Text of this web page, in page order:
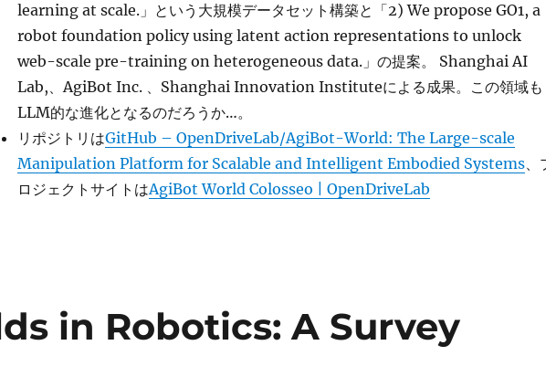
learning at scale.」という大規模データセット構築と「2) We propose GO1, a
robot foundation policy using latent action representations to unlock
web-scale pre-training on heterogeneous data.」の提案。 Shanghai AI
Lab,、AgiBot Inc. 、Shanghai Innovation Instituteによる成果。この領域も
LLM的な進化となるのだろうか…。
リポジトリはGitHub – OpenDriveLab/AgiBot-World: The Large-scale
Manipulation Platform for Scalable and Intelligent Embodied Systems、
ロジェクトサイトはAgiBot World Colosseo | OpenDriveLab
in Robotics: A Survey